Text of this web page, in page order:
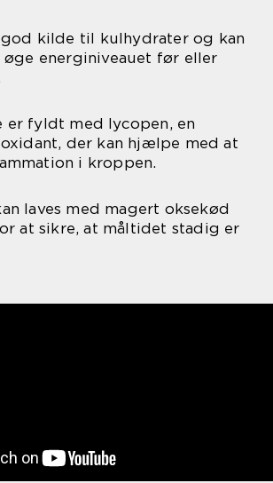
god kilde til kulhydrater og kan
energiniveauet før eller
er fyldt med lycopen, en
der kan hjælpe med at
i kroppen.
laves med magert oksekød
at sikre, at måltidet stadig er